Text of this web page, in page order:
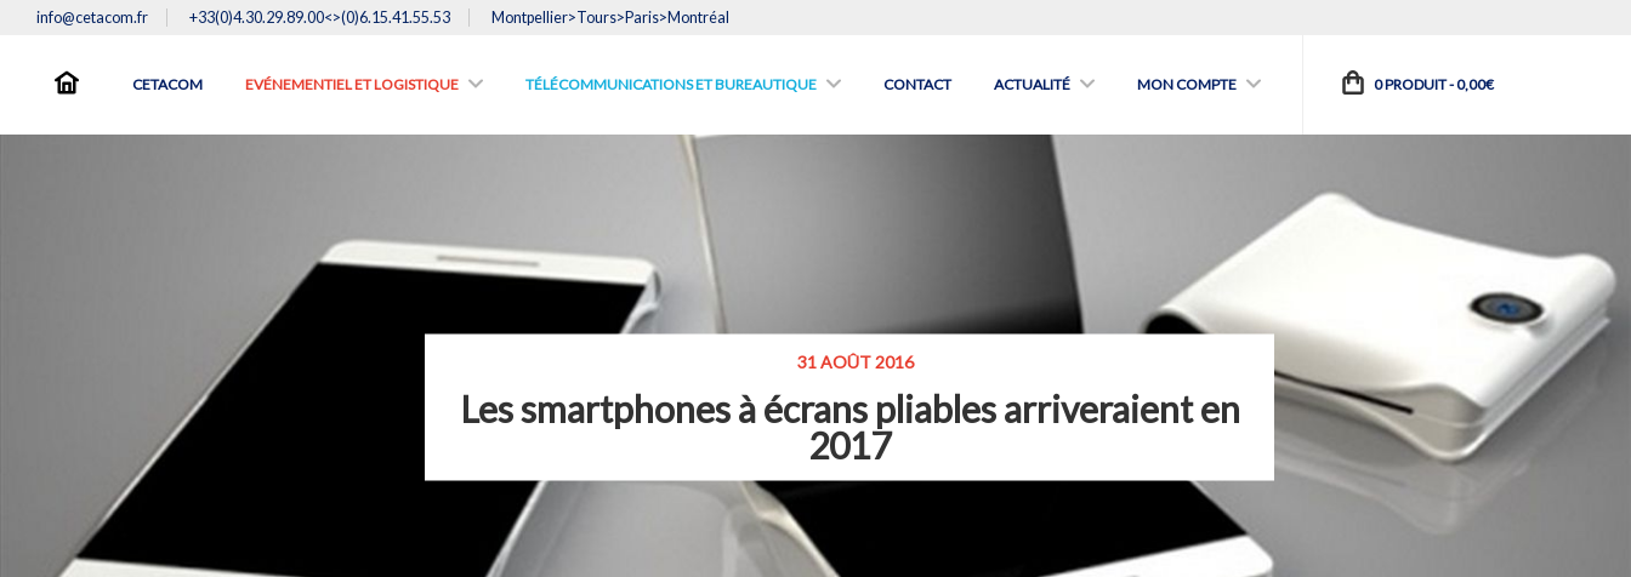
info@cetacom.fr +33(0)4.30.29.89.00<>(0)6.15.41.55.53 Montpellier>Tours>Paris>Montréal
CETACOM EVÉNEMENTIEL ET LOGISTIQUE TÉLÉCOMMUNICATIONS ET BUREAUTIQUE CONTACT ACTUALITÉ MON COMPTE 0 PRODUIT -0,00€
31 AOÛT 2016
Les smartphones à écrans pliables arriveraient en
2017